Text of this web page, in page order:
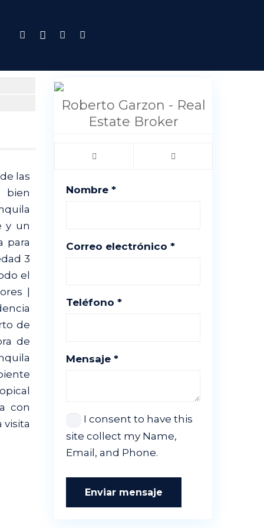
las
bien
y un
para
3
el
|
de
de
con
visita
Roberto Garzon - Real
Estate Broker
Nombre *
Correo electrónico *
Teléfono *
Mensaje *
I consent to have this
site collect my Name,
Email, and Phone.
Enviar mensaje